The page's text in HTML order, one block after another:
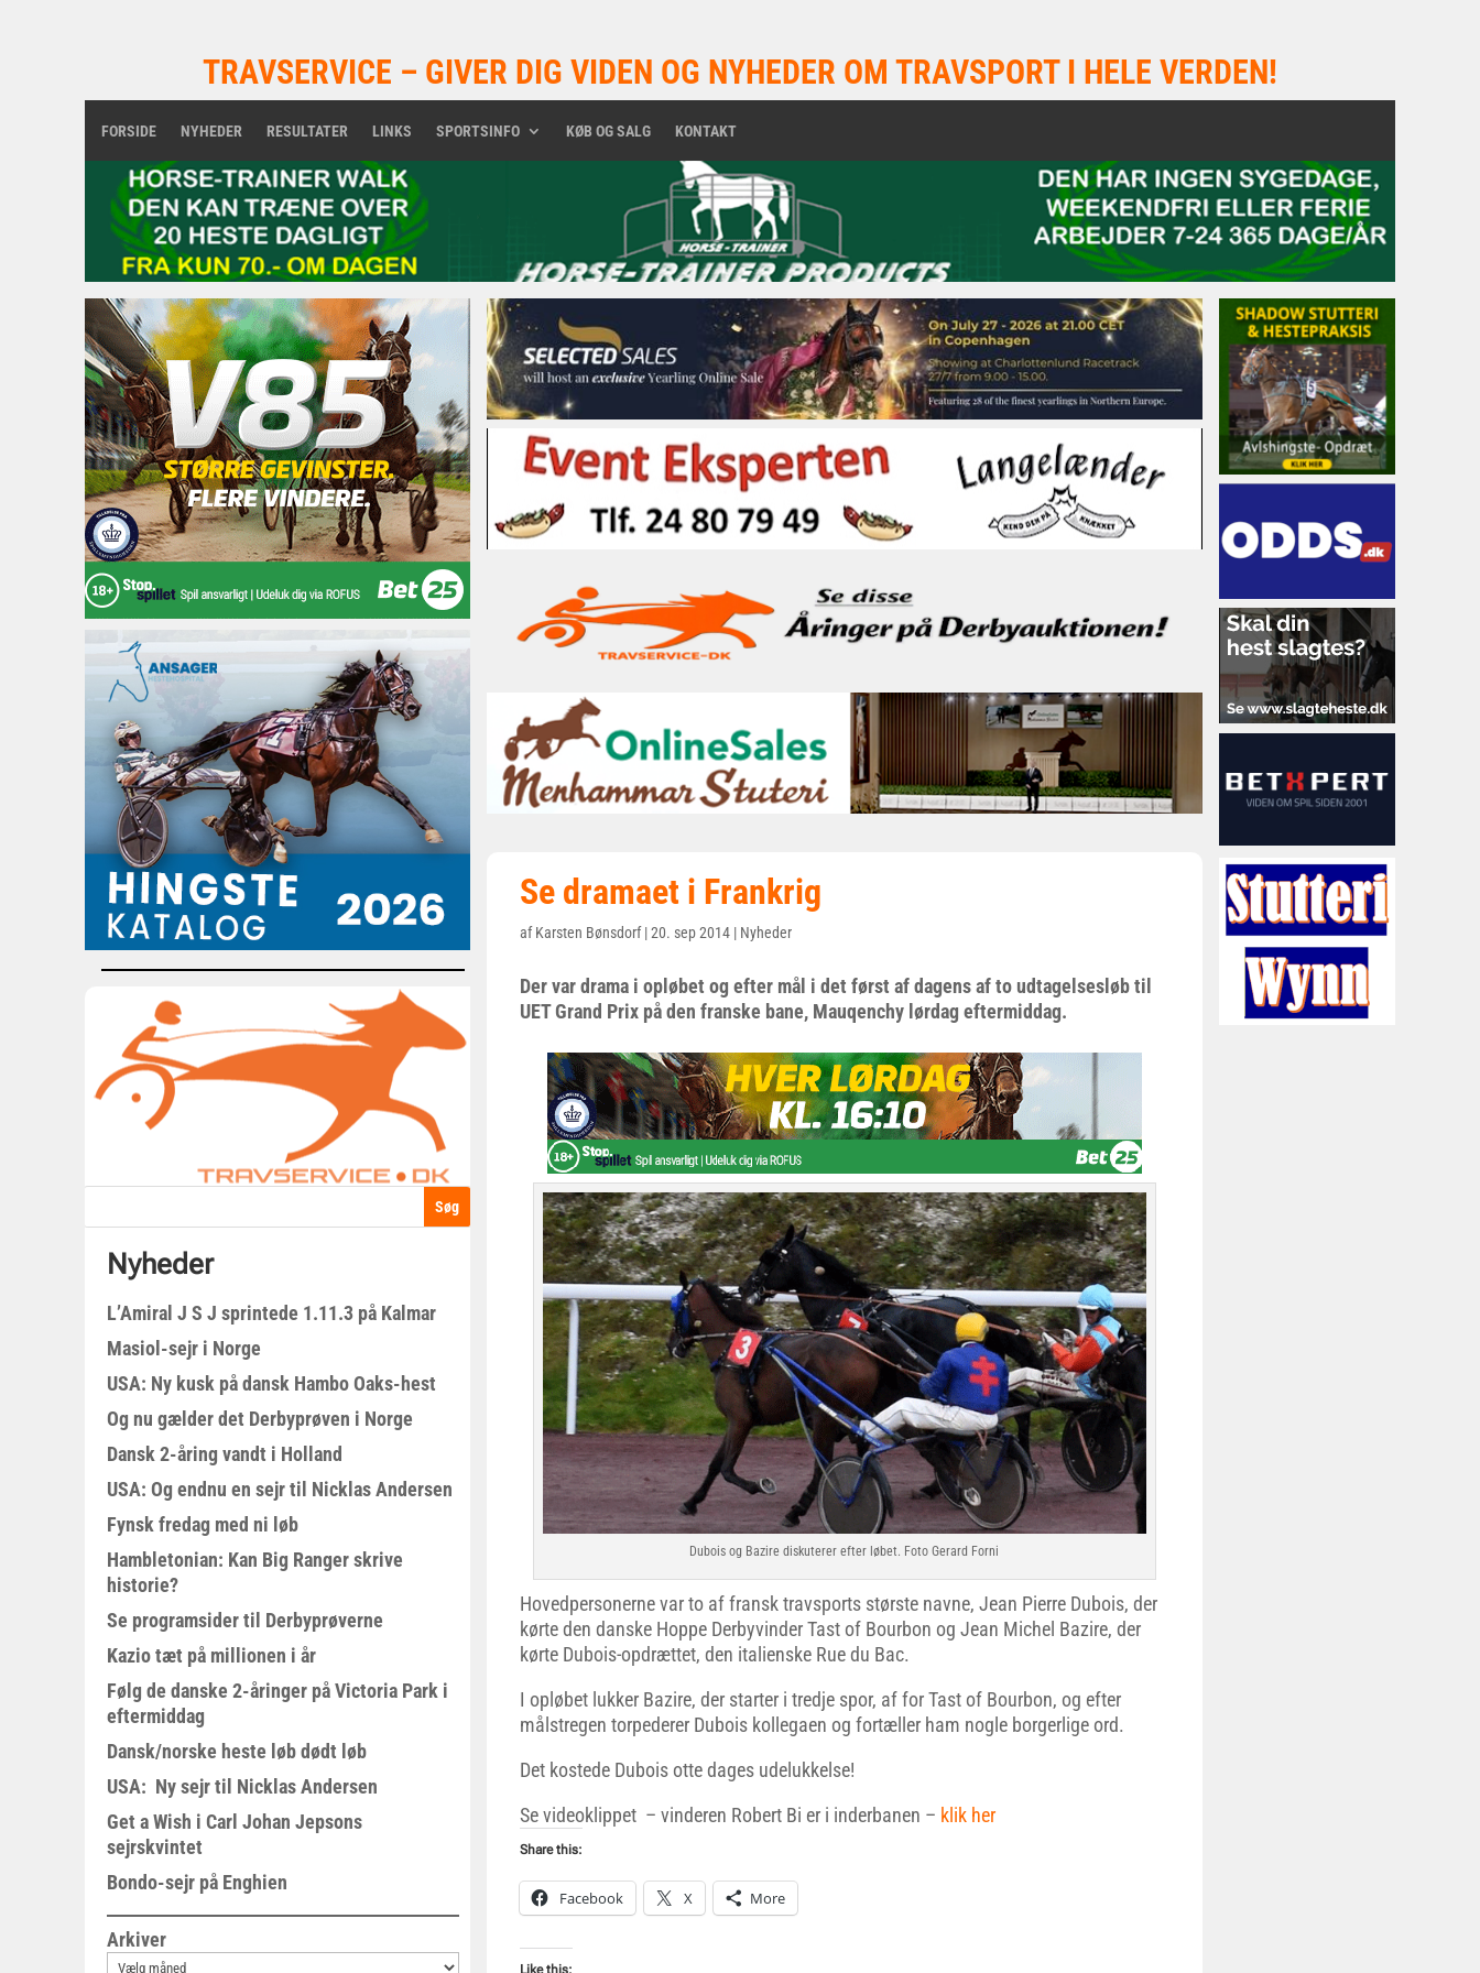
TRAVSERVICE – GIVER DIG VIDEN OG NYHEDER OM TRAVSPORT I HELE VERDEN!
FORSIDE NYHEDER RESULTATER LINKS SPORTSINFO KØB OG SALG KONTAKT
Nyheder
L’Amiral J S J sprintede 1.11.3 på Kalmar
Masiol-sejr i Norge
USA: Ny kusk på dansk Hambo Oaks-hest
Og nu gælder det Derbyprøven i Norge
Dansk 2-åring vandt i Holland
USA: Og endnu en sejr til Nicklas Andersen
Fynsk fredag med ni løb
Hambletonian: Kan Big Ranger skrive
historie?
Se programsider til Derbyprøverne
Kazio tæt på millionen i år
Følg de danske 2-åringer på Victoria Park i
eftermiddag
Dansk/norske heste løb dødt løb
USA: Ny sejr til Nicklas Andersen
Get a Wish i Carl Johan Jepsons
sejrskvintet
Bondo-sejr på Enghien
Arkiver
Se dramaet i Frankrig
afKarsten Bønsdorf|20. sep 2014 | Nyheder
Der var drama i opløbet og efter mål i det først af dagens af to udtagelsesløb til
UET Grand Prix på den franske bane, Mauqenchy lørdag eftermiddag.
Dubois og Bazire diskuterer efter løbet. Foto Gerard Forni
Hovedpersonerne var to af fransk travsports største navne, Jean Pierre Dubois, der
kørte den danske Hoppe Derbyvinder Tast of Bourbon og Jean Michel Bazire, der
kørte Dubois-opdrættet, den italienske Rue du Bac.
I opløbet lukker Bazire, der starter i tredje spor, af for Tast of Bourbon, og efter
målstregen torpederer Dubois kollegaen og fortæller ham nogle borgerlige ord.
Det kostede Dubois otte dages udelukkelse!
Se videoklippet – vinderen Robert Bi er i inderbanen – klik her
Share this:
Facebook X More